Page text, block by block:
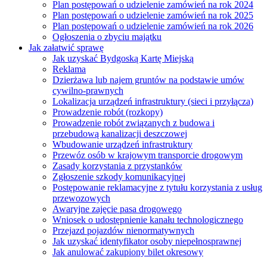
Plan postępowań o udzielenie zamówień na rok 2024
Plan postępowań o udzielenie zamówień na rok 2025
Plan postępowań o udzielenie zamówień na rok 2026
Ogłoszenia o zbyciu majątku
Jak załatwić sprawę
Jak uzyskać Bydgoską Kartę Miejską
Reklama
Dzierżawa lub najem gruntów na podstawie umów
cywilno-prawnych
Lokalizacja urządzeń infrastruktury (sieci i przyłącza)
Prowadzenie robót (rozkopy)
Prowadzenie robót związanych z budowa i
przebudową kanalizacji deszczowej
Wbudowanie urządzeń infrastruktury
Przewóz osób w krajowym transporcie drogowym
Zasady korzystania z przystanków
Zgłoszenie szkody komunikacyjnej
Postępowanie reklamacyjne z tytułu korzystania z usług
przewozowych
Awaryjne zajęcie pasa drogowego
Wniosek o udostępnienie kanału technologicznego
Przejazd pojazdów nienormatywnych
Jak uzyskać identyfikator osoby niepełnosprawnej
Jak anulować zakupiony bilet okresowy